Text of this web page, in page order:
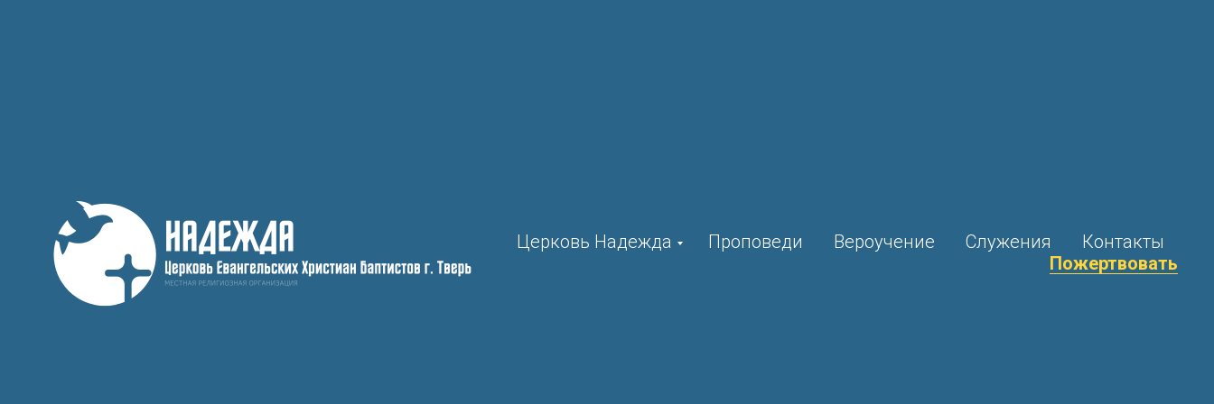
Церковь Надежда Проповеди Вероучение Служения
Контакты
Пожертвовать